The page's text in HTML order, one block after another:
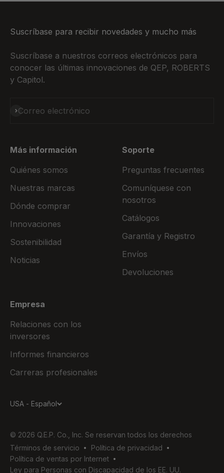
Suscríbase para recibir novedades y mucho más
Suscríbase a nuestros correos electrónicos para
conocer las últimas innovaciones de QEP, ROBERTS
y Capitol.
Correo electrónico
Suscribirse
Más información
Quiénes somos
Nuestras marcas
Dónde comprar
Innovaciones
Sostenibilidad
Noticias
Soporte
Preguntas frecuentes
Comuníquese con
nosotros
Catálogos
Garantía y Registro
Envíos
Devoluciones
Empresa
Relaciones con los
inversores
Informes financieros
Carreras profesionales
USA - Español
© 2026 Q.E.P. Co., Inc. Se reservan todos los derechos
Términos de servicio
Política de privacidad
Política de ventas por Internet
Ley para Personas con Discapacidad de los EE. UU.